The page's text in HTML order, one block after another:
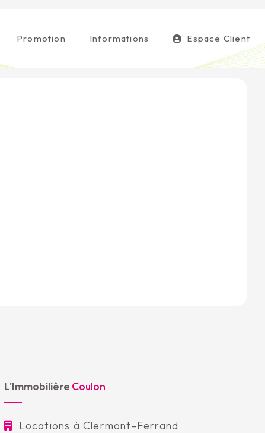
Promotion Informations Espace Client
L'Immobilière Coulon
Locations à Clermont-Ferrand